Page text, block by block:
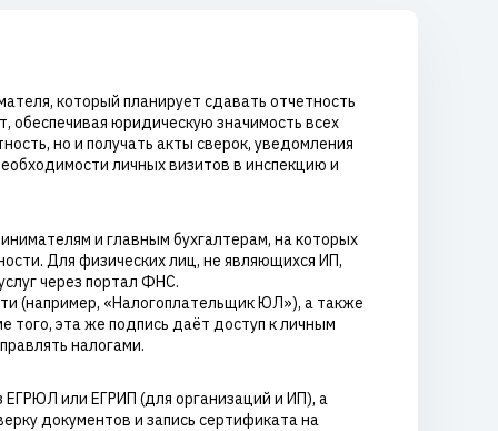
который планирует сдавать отчетность
обеспечивая юридическую значимость всех
но и получать акты сверок, уведомления
личных визитов в инспекцию и
и главным бухгалтерам, на которых
Для физических лиц, не являющихся ИП,
через портал ФНС.
(например, «Налогоплательщик ЮЛ»), а также
того, эта же подпись даёт доступ к личным
налогами.
или ЕГРИП (для организаций и ИП), а
документов и запись сертификата на